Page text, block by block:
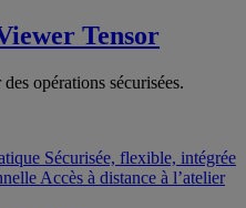
Tensor
opérations sécurisées.
Sécurisée, flexible, intégrée
Accès à distance à l’atelier